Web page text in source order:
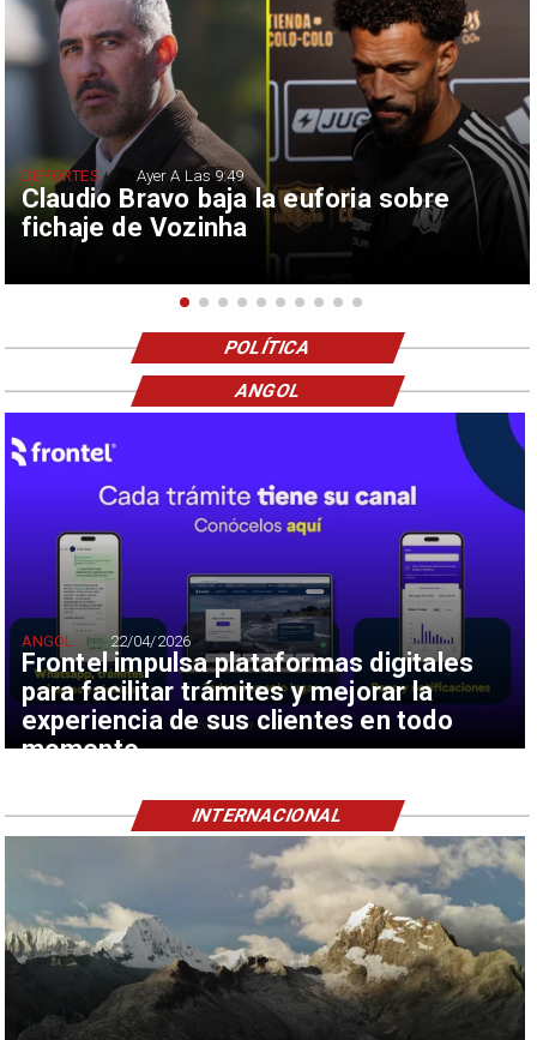
Claudio Bravo baja la euforia sobre
fichaje de Vozinha
DEPORTES Ayer A Las 9:49
POLÍTICA
Frontel impulsa plataformas digitales
para facilitar trámites y mejorar la
experiencia de sus clientes en todo
momento
ANGOL 22/04/2026
ANGOL
INTERNACIONAL